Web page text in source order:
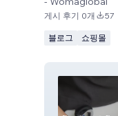
게시 후기 0개 57
블로그 쇼핑몰